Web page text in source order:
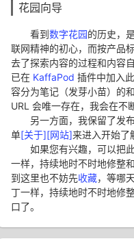
花园向导
看到数字花园的历史，
联网精神的初心，而按产品
去了探索内容的过程和内容
已在 KaffaPod 插件中加入
容分为笔记（发芽小苗）的
URL 会唯一存在，我会在不
另一方面，我保留了发
单[关于][网站]来进入开始了
如果您有兴趣，可以把
一样，持续地时不时地修整
到这里也不妨先收藏，等哪
丁一样，持续地时不时地修
口了。